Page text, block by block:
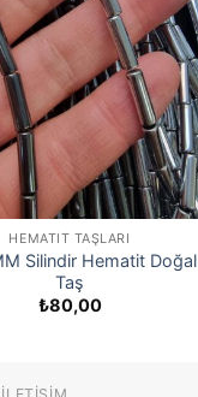
HEMATIT TAŞLARI
Silindir Hematit Doğal
Taş
₺80,00